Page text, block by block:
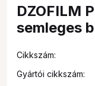
DZOFILM
semleges
Cikkszám:
Gyártói cikkszám: